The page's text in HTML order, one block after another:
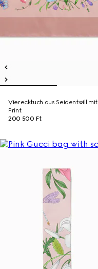
Vierecktuch aus Seidentwill mit
Print
200 500 Ft